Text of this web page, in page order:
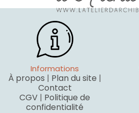
Informations
À propos | Plan du site |
Contact
CGV | Politique de
confidentialité